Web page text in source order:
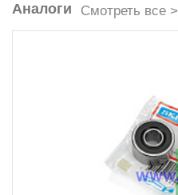
Аналоги Смотреть все >